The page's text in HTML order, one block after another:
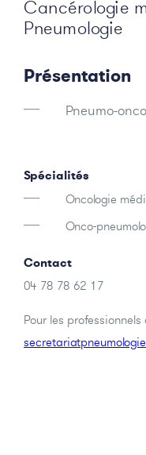
Cancérologie
Pneumologie
Présentation
Pneumo-
Spécialités
Oncologie
Onco-
Contact
04 78 78 62 17
Pour les